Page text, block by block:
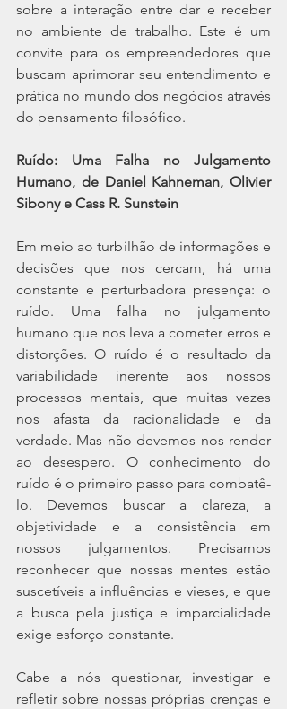
sobre a interação entre dar e receber
no ambiente de trabalho. Este é um
convite para os empreendedores que
buscam aprimorar seu entendimento e
prática no mundo dos negócios através
do pensamento filosófico.
Ruído: Uma Falha no Julgamento
Humano, de Daniel Kahneman, Olivier
Sibony e Cass R. Sunstein
Em meio ao turbilhão de informações e
decisões que nos cercam, há uma
constante e perturbadora presença: o
ruído. Uma falha no julgamento
humano que nos leva a cometer erros e
distorções. O ruído é o resultado da
variabilidade inerente aos nossos
processos mentais, que muitas vezes
nos afasta da racionalidade e da
verdade. Mas não devemos nos render
ao desespero. O conhecimento do
ruído é o primeiro passo para combatê-
lo. Devemos buscar a clareza, a
objetividade e a consistência em
nossos julgamentos. Precisamos
reconhecer que nossas mentes estão
suscetíveis a influências e vieses, e que
a busca pela justiça e imparcialidade
exige esforço constante.
Cabe a nós questionar, investigar e
refletir sobre nossas próprias crenças e